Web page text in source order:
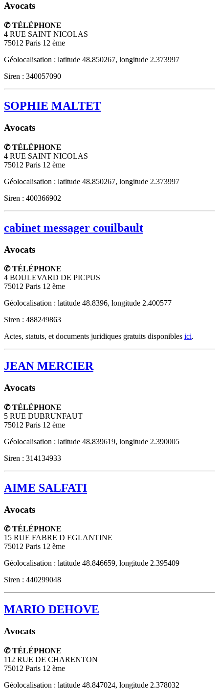
Avocats
✆ TÉLÉPHONE
4 RUE SAINT NICOLAS
75012 Paris 12 ème
Géolocalisation : latitude 48.850267, longitude 2.373997
Siren : 340057090
SOPHIE MALTET
Avocats
✆ TÉLÉPHONE
4 RUE SAINT NICOLAS
75012 Paris 12 ème
Géolocalisation : latitude 48.850267, longitude 2.373997
Siren : 400366902
cabinet messager couilbault
Avocats
✆ TÉLÉPHONE
4 BOULEVARD DE PICPUS
75012 Paris 12 ème
Géolocalisation : latitude 48.8396, longitude 2.400577
Siren : 488249863
Actes, statuts, et documents juridiques gratuits disponibles ici.
JEAN MERCIER
Avocats
✆ TÉLÉPHONE
5 RUE DUBRUNFAUT
75012 Paris 12 ème
Géolocalisation : latitude 48.839619, longitude 2.390005
Siren : 314134933
AIME SALFATI
Avocats
✆ TÉLÉPHONE
15 RUE FABRE D EGLANTINE
75012 Paris 12 ème
Géolocalisation : latitude 48.846659, longitude 2.395409
Siren : 440299048
MARIO DEHOVE
Avocats
✆ TÉLÉPHONE
112 RUE DE CHARENTON
75012 Paris 12 ème
Géolocalisation : latitude 48.847024, longitude 2.378032